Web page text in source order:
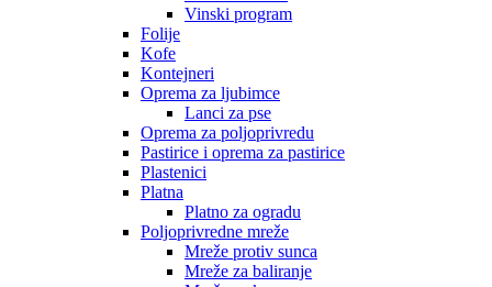
Vinski program
Folije
Kofe
Kontejneri
Oprema za ljubimce
Lanci za pse
Oprema za poljoprivredu
Pastirice i oprema za pastirice
Plastenici
Platna
Platno za ogradu
Poljoprivredne mreže
Mreže protiv sunca
Mreže za baliranje